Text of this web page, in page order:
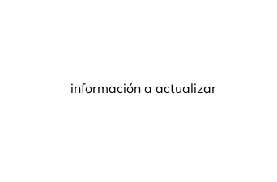
información a actualizar